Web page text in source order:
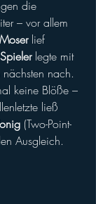
die
– vor allem
lief
Spieler legte mit
nach.
keine Blöße –
ließ
(Two-Point-
Ausgleich.